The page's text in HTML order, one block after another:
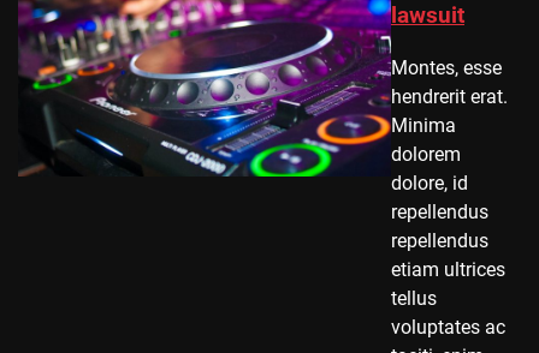
lawsuit
Montes, esse
hendrerit erat.
Minima
dolorem
dolore, id
repellendus
repellendus
etiam ultrices
tellus
voluptates ac